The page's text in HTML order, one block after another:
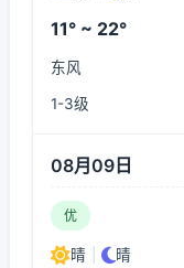
11° ~ 22°
东风
1-3级
08月09日
优
晴 晴